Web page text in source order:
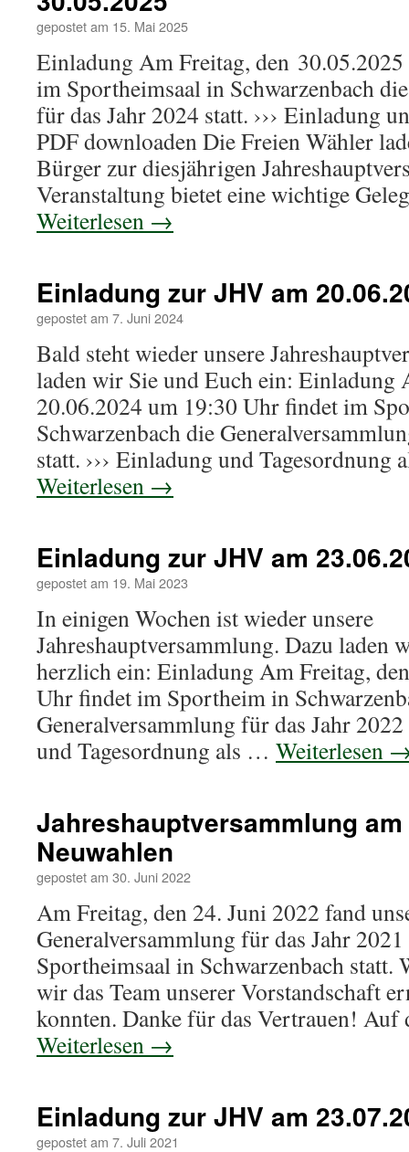
gepostet am 15. Mai 2025
Einladung Am Freitag, den
im Sportheimsaal in Schwarzenbach
für das Jahr 2024 statt. ››› Einladung
PDF downloaden Die Freien Wähler
Bürger zur diesjährigen
Veranstaltung bietet eine wichtige
Weiterlesen →
Einladung zur JHV am
gepostet am 7. Juni 2024
Bald steht wieder unsere
laden wir Sie und Euch ein: Einladung
20.06.2024 um 19:30 Uhr findet im
Schwarzenbach die
statt. ››› Einladung und
Weiterlesen →
Einladung zur JHV am
gepostet am 19. Mai 2023
In einigen Wochen ist wieder unsere
Jahreshauptversammlung. Dazu laden
herzlich ein: Einladung Am Freitag,
Uhr findet im Sportheim in
Generalversammlung für das Jahr 2022
und Tagesordnung als … Weiterlesen
Jahreshauptversammlung
Neuwahlen
gepostet am 30. Juni 2022
Am Freitag, den 24. Juni 2022 fand
Generalversammlung für das Jahr
Sportheimsaal in Schwarzenbach statt.
wir das Team unserer Vorstandschaft
konnten. Danke für das Vertrauen!
Weiterlesen →
Einladung zur JHV am
gepostet am 7. Juli 2021